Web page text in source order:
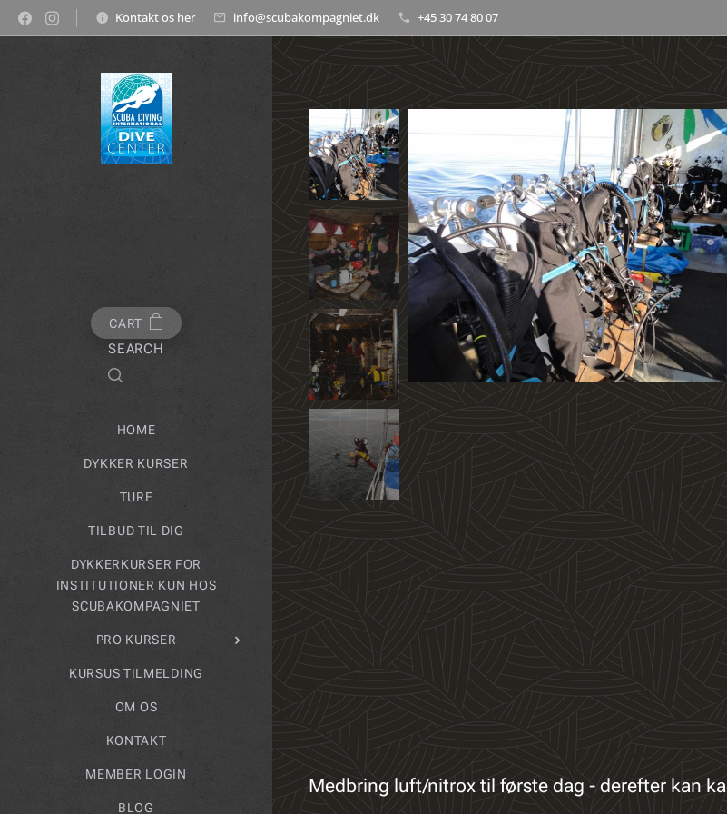
Kontakt os her info@scubakompagniet.dk +45 30 74 80 07
CART
SEARCH
HOME
DYKKER KURSER
TURE
TILBUD TIL DIG
DYKKERKURSER FOR
INSTITUTIONER KUN HOS
SCUBAKOMPAGNIET
PRO KURSER
KURSUS TILMELDING
OM OS
KONTAKT
MEMBER LOGIN
BLOG
Medbring luft/nitrox til første dag - derefter kan